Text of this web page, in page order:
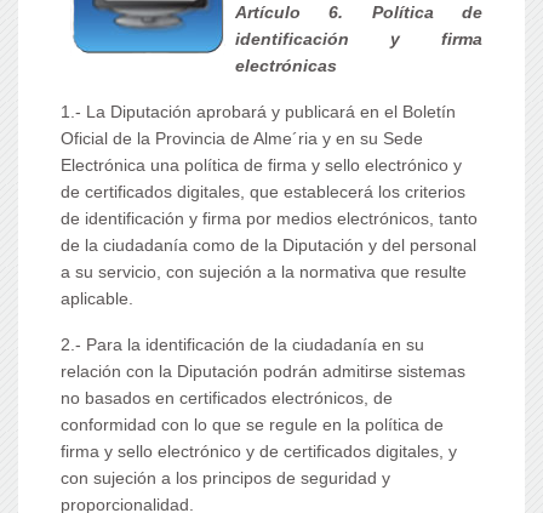
Artículo 6. Política de
identificación y firma
electrónicas
1.- La Diputación aprobará y publicará en el Boletín
Oficial de la Provincia de Alme´ria y en su Sede
Electrónica una política de firma y sello electrónico y
de certificados digitales, que establecerá los criterios
de identificación y firma por medios electrónicos, tanto
de la ciudadanía como de la Diputación y del personal
a su servicio, con sujeción a la normativa que resulte
aplicable.
2.- Para la identificación de la ciudadanía en su
relación con la Diputación podrán admitirse sistemas
no basados en certificados electrónicos, de
conformidad con lo que se regule en la política de
firma y sello electrónico y de certificados digitales, y
con sujeción a los principos de seguridad y
proporcionalidad.